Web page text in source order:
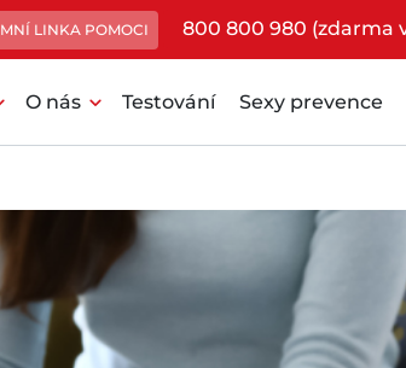
LINKA POMOCI 800 800 980 (zdarma
O nás expand_more Testování Sexy prevence